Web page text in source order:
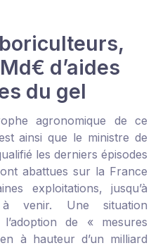
d’aides
du gel
agronomique de ce
ainsi que le ministre de
les derniers épisodes
abattues sur la France
exploitations, jusqu’à
venir. Une situation
de « mesures
à hauteur d’un milliard